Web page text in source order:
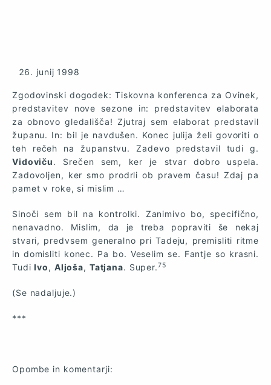
junij 1998
Zgodovinski dogodek: Tiskovna konferenca za Ovinek,
predstavitev nove sezone in: predstavitev elaborata
za obnovo gledališča! Zjutraj sem elaborat predstavil
županu. In: bil je navdušen. Konec julija želi govoriti o
teh rečeh na županstvu. Zadevo predstavil tudi g.
Vidoviču. Srečen sem, ker je stvar dobro uspela.
Zadovoljen, ker smo prodrli ob pravem času! Zdaj pa
pamet v roke, si mislim …
Sinoči sem bil na kontrolki. Zanimivo bo, specifično,
nenavadno. Mislim, da je treba popraviti še nekaj
stvari, predvsem generalno pri Tadeju, premisliti ritme
in domisliti konec. Pa bo. Veselim se. Fantje so krasni.
TudiIvo, Aljoša, Tatjana. Super.75
(Se nadaljuje.)
***
Opombe in komentarji: